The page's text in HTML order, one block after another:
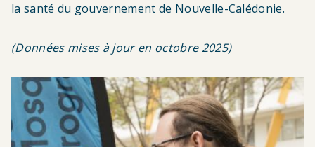
la santé du gouvernement de Nouvelle-Calédonie.
(Données mises à jour en octobre 2025)